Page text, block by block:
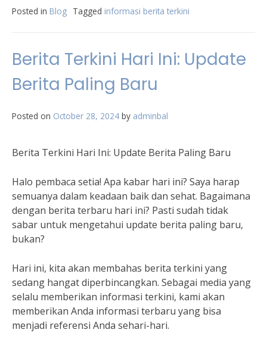
Posted in Blog Tagged informasi berita terkini
Berita Terkini Hari Ini: Update
Berita Paling Baru
Posted on October 28, 2024 by adminbal
Berita Terkini Hari Ini: Update Berita Paling Baru
Halo pembaca setia! Apa kabar hari ini? Saya harap
semuanya dalam keadaan baik dan sehat. Bagaimana
dengan berita terbaru hari ini? Pasti sudah tidak
sabar untuk mengetahui update berita paling baru,
bukan?
Hari ini, kita akan membahas berita terkini yang
sedang hangat diperbincangkan. Sebagai media yang
selalu memberikan informasi terkini, kami akan
memberikan Anda informasi terbaru yang bisa
menjadi referensi Anda sehari-hari.